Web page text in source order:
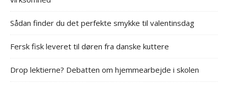
Sådan finder du det perfekte smykke til valentinsdag
Fersk fisk leveret til døren fra danske kuttere
Drop lektierne? Debatten om hjemmearbejde i skolen